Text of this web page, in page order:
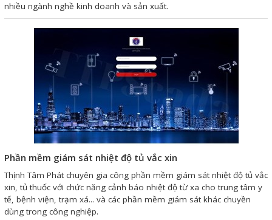
nhiều ngành nghề kinh doanh và sản xuất.
Phần mềm giám sát nhiệt độ tủ vắc xin
Thịnh Tâm Phát chuyên gia công phần mềm giám sát nhiệt độ tủ vắc
xin, tủ thuốc với chức năng cảnh báo nhiệt độ từ xa cho trung tâm y
tế, bệnh viện, trạm xá... và các phần mềm giám sát khác chuyền
dùng trong công nghiệp.